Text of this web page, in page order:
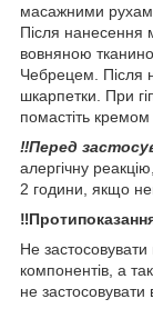
масажними
Після нанесення
вовняною
Чебрецем. Після
шкарпетки. При
помастіть кремом
‼️Перед
алергічну
2 години, якщо
Не застосовувати
компонентів, а
не застосовувати